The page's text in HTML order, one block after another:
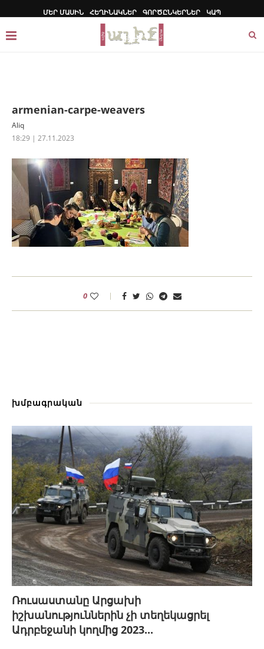
ՄԵՐ ՄԱՍԻՆ ՀԵՂԻՆԱԿՆԵՐ ԳՈՐԾԸՆԿԵՐՆԵՐ ԿԱՊ
armenian-carpe-weavers
Aliq
18:29 | 27.11.2023
0
խմբագրական
Ռուսաստանը Արցախի
իշխանություններին չի տեղեկացրել
Ադրբեջանի կողմից 2023...